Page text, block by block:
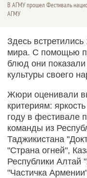
В АГМУ прошел Фестиваль
АГМУ
Здесь
мира. С помощью
блюд они
культуры своего
Жюри оценивали
критериям:
году в фестивале
команды из
Таджикистана
"Страна огней",
Республики
"Частичка